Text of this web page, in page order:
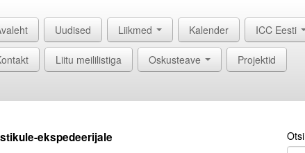
Uudised Liikmed Kalender ICC Eesti
Liitu meililistiga Oskusteave Projektid
ekspedeerijale
Otsi